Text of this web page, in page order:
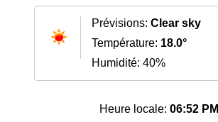
Prévisions: Clear sky
Température: 18.0°
Humidité: 40%
Heure locale: 06:52 PM